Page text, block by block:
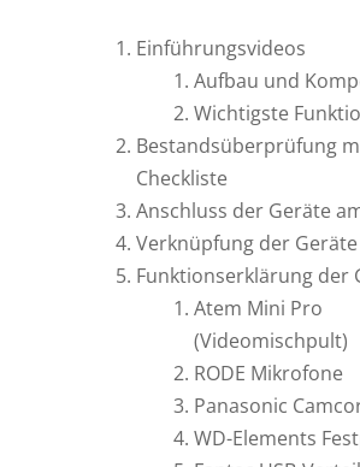
Einführungsvideos
Aufbau und
Wichtigste
Bestandsüberprüfung
Checkliste
Anschluss der Geräte
Verknüpfung der Geräte
Funktionserklärung der
Atem Mini Pro
(Videomischpult)
RODE Mikrofone
Panasonic
WD-Elements